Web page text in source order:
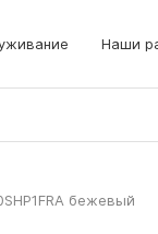
Наши
бежевый